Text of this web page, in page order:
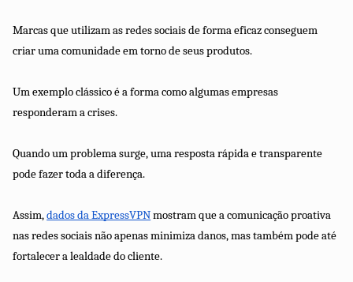
Marcas que utilizam as redes sociais de forma eficaz conseguem
criar uma comunidade em torno de seus produtos.
Um exemplo clássico é a forma como algumas empresas
responderam a crises.
Quando um problema surge, uma resposta rápida e transparente
pode fazer toda a diferença.
Assim,dados da ExpressVPNmostram que a comunicação proativa
nas redes sociais não apenas minimiza danos, mas também pode até
fortalecer a lealdade do cliente.